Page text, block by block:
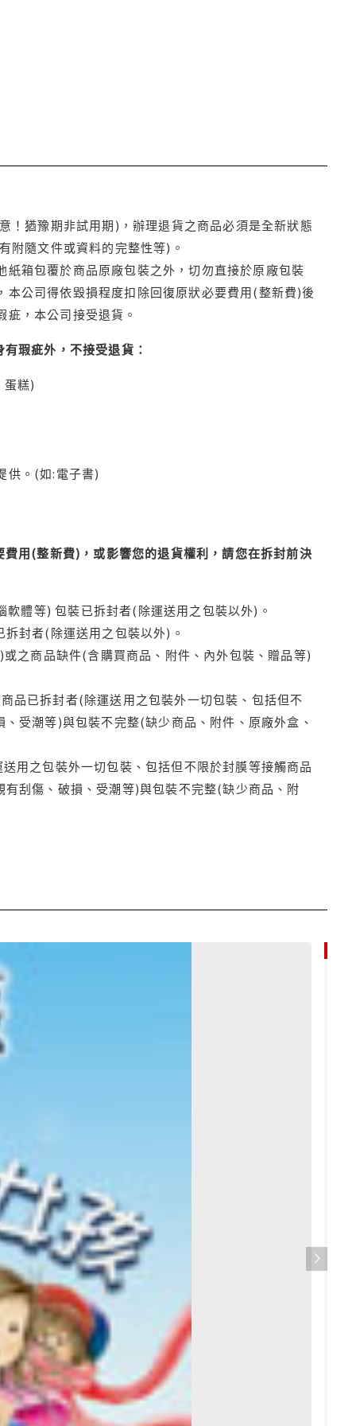
！猶豫期非試用期)，辦理退貨之商品必須是全新狀態
附隨文件或資料的完整性等)。
箱包覆於商品原廠包裝之外，切勿直接於原廠包裝
公司得依毀損程度扣除回復原狀必要費用(整新費)後
，本公司接受退貨。
瑕疵外，不接受退貨：
蛋糕)
供。(如:電子書)
用(整新費)，或影響您的退貨權利，請您在拆封前決
體等) 包裝已拆封者(除運送用之包裝以外)。
封者(除運送用之包裝以外)。
之商品缺件(含購買商品、附件、內外包裝、贈品等)
品已拆封者(除運送用之包裝外一切包裝、包括但不
受潮等)與包裝不完整(缺少商品、附件、原廠外盒、
用之包裝外一切包裝、包括但不限於封膜等接觸商品
刮傷、破損、受潮等)與包裝不完整(缺少商品、附